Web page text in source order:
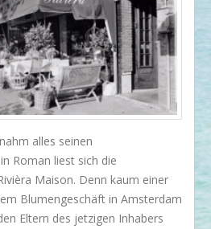
alles seinen
Roman liest sich die
Maison. Denn kaum einer
Blumengeschäft in Amsterdam
Eltern des jetzigen Inhabers